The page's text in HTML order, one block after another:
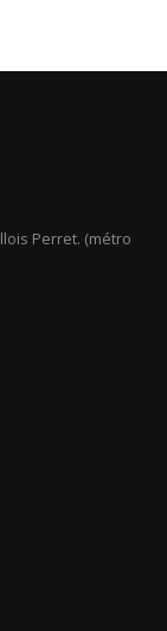
Perret. (métro